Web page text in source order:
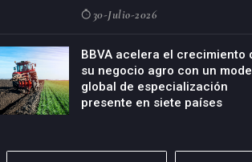
30-Julio-2026
BBVA acelera el crecimiento
su negocio agro con un
global de especialización
presente en siete países